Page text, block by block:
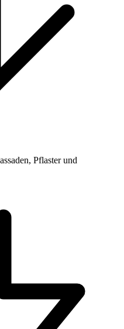
Pflaster und